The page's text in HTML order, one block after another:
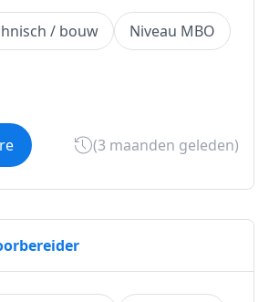
/ bouw Niveau MBO
(3 maanden geleden)